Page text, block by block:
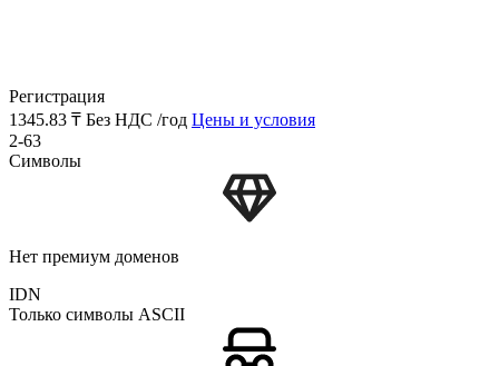
Регистрация
1345.83 ₸ Без НДС /год Цены и условия
2-63
Символы
Нет премиум доменов
IDN
Только символы ASCII